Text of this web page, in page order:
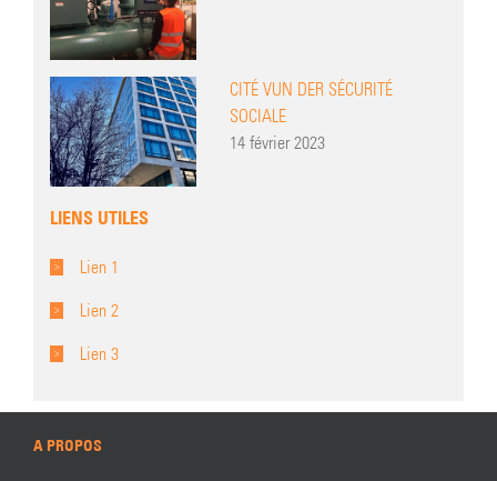
CITÉ VUN DER SÉCURITÉ
SOCIALE
14 février 2023
LIENS UTILES
Lien 1
Lien 2
Lien 3
A PROPOS